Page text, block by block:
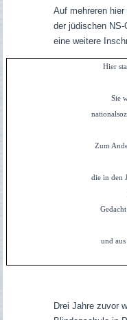
Auf mehreren
der jüdischen
eine weitere
Hier
Sie
Zum
die in den
und
Drei Jahre zuvor